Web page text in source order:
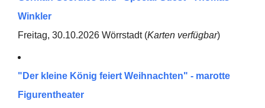
Winkler
Freitag, 30.10.2026 Wörrstadt (Karten verfügbar)
"Der kleine König feiert Weihnachten" - marotte
Figurentheater